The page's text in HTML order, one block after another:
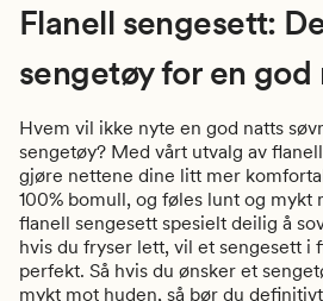
Flanell sengesett:
sengetøy for en god
Hvem vil ikke nyte en god natts
sengetøy? Med vårt utvalg av
gjøre nettene dine litt mer
100% bomull, og føles lunt og
flanell sengesett spesielt deilig å
hvis du fryser lett, vil et sengesett i
perfekt. Så hvis du ønsker et
mykt mot huden, så bør du